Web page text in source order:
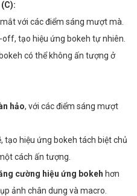
với các điểm sáng mượt mà.
tạo hiệu ứng bokeh tự nhiên.
có thể không ấn tượng ở
hảo, với các điểm sáng mượt
hiệu ứng bokeh tách biệt chủ
cách ấn tượng.
cường hiệu ứng bokeh hơn
ảnh chân dung và macro.